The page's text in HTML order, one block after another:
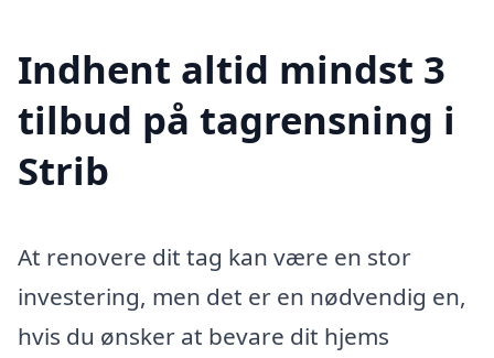
Indhent altid mindst 3
tilbud på tagrensning i
Strib
At renovere dit tag kan være en stor
investering, men det er en nødvendig en,
hvis du ønsker at bevare dit hjems